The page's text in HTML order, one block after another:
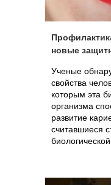
новые
Ученые
свойства
которым эта
организма
развитие
считавшиеся